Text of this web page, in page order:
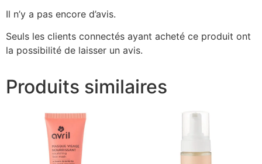
Il n’y a pas encore d’avis.
Seuls les clients connectés ayant acheté ce produit ont
la possibilité de laisser un avis.
Produits similaires